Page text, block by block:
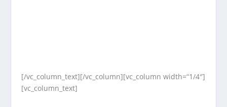
[/vc_column_text][/vc_column][vc_column width=“1/4″]
[vc_column_text]